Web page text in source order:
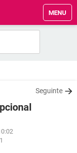
MENU
Seguinte